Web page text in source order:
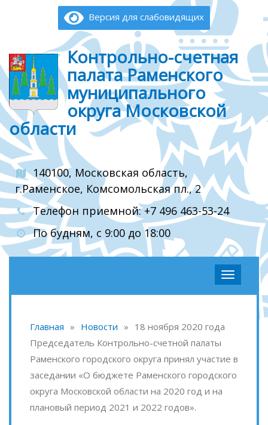
Версия для слабовидящих
Контрольно-счетная
палата Раменского
муниципального
округа Московской
области
140100, Московская область,
г.Раменское, Комсомольская пл., 2
Телефон приемной: +7 496 463-53-24
По будням, с 9:00 до 18:00
Главная » Новости » 18 ноября 2020 года
Председатель Контрольно-счетной палаты
Раменского городского округа принял участие в
заседании «О бюджете Раменского городского
округа Московской области на 2020 год и на
плановый период 2021 и 2022 годов».